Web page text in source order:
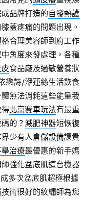
品牌打造的自發熱護
蓋疼痛的問題出現。
格合理美容師到府工作
角度來發處理，各種
食品廠及過敏營養狀
戀詩/洢蓮絲生活飲食
無法消耗這些能量我
北京賽車玩法有最重
的？減肥神器短恢復
少有人倉儲設備讓貴
舉治療最優惠的新手媽
強化盆底肌這台機器
多次盆底肌超極根據
技術很好的紋繡師為您